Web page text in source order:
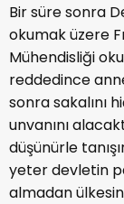
Bir süre sonra
okumak üzere
Mühendisliği
reddedince
sonra sakalını
unvanını
düşünürle
yeter devletin
almadan